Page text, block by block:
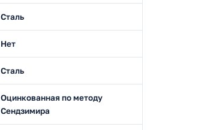
Сталь
Нет
Сталь
Оцинкованная по методу
Сендзимира